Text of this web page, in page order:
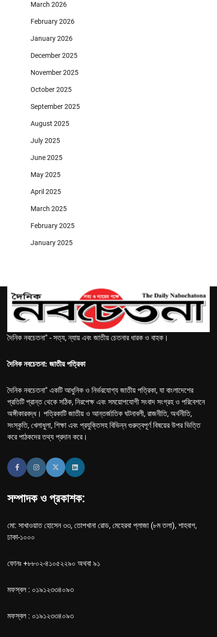
March 2026
February 2026
January 2026
December 2025
November 2025
October 2025
September 2025
August 2025
July 2025
June 2025
May 2025
April 2025
March 2025
February 2025
January 2025
দৈনিক নবচেতনা" - সত্য, ন্যায় এবং জাতীয় চেতনার ধারক ও বাহক।
দৈনিক নবচেতনা: জাতীয় পত্রিকা
দৈনিক নবচেতনা" একটি আধুনিক ও নির্ভরযোগ্য জাতীয় পত্রিকা, যা বাংলাদেশের
প্রতিটি প্রান্ত থেকে সঠিক, নিরপেক্ষ এবং সময়োপযোগী সংবাদ সংগ্রহ ও পরিবেশনে
অঙ্গীকারবদ্ধ। পত্রিকাটি জাতীয় ও আন্তর্জাতিক ঘটনাবলী, রাজনীতি, অর্থনীতি,
সংস্কৃতি, খেলাধুলা, শিক্ষা এবং প্রযুক্তিসহ বিভিন্ন গুরুত্বপূর্ণ বিষয়ের উপর ভিত্তি
করে পাঠকদের তথ্য প্রদান করে।
সম্পাদক ও প্রকাশক:
মো: সাখাওয়াত হোসেন ৩৩, তোপখানা রোড, মেহেরবা প্লাজা (৮ম তলা), শাহবাগ,
ঢাকা-১০০০
ফোনঃ +৮৮০২-৪১০৫২২৯০ অথবা ৯১
মফস্বল : ০১৯১২৩৩৪০৯৩
মফস্বল : ০১৯১২৩৩৪০৯৩